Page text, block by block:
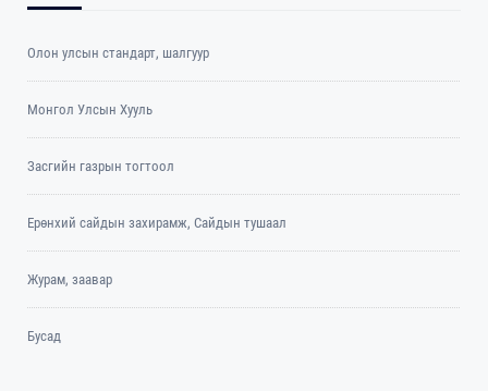
Олон улсын стандарт, шалгуур
Монгол Улсын Хууль
Засгийн газрын тогтоол
Ерөнхий сайдын захирамж, Сайдын тушаал
Журам, заавар
Бусад